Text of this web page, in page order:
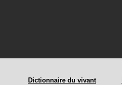
Dictionnaire du vivant